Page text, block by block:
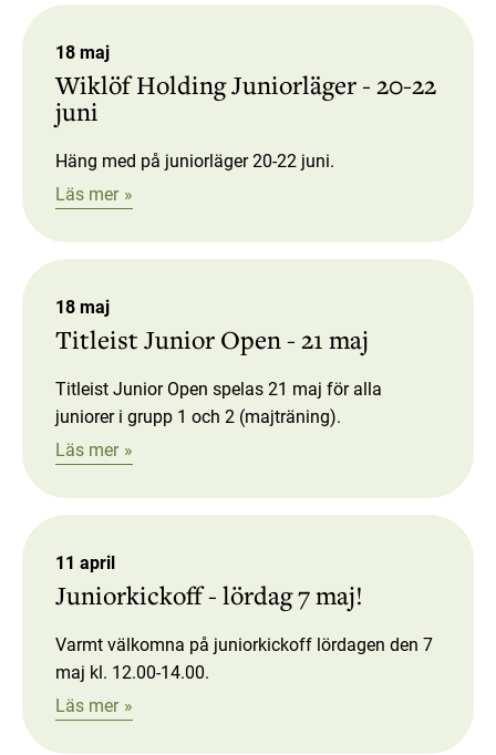
18 maj
Wiklöf Holding Juniorläger - 20-22
juni
Häng med på juniorläger 20-22 juni.
Läs mer
18 maj
Titleist Junior Open - 21 maj
Titleist Junior Open spelas 21 maj för alla
juniorer i grupp 1 och 2 (majträning).
Läs mer
11 april
Juniorkickoff - lördag 7 maj!
Varmt välkomna på juniorkickoff lördagen den 7
maj kl. 12.00-14.00.
Läs mer